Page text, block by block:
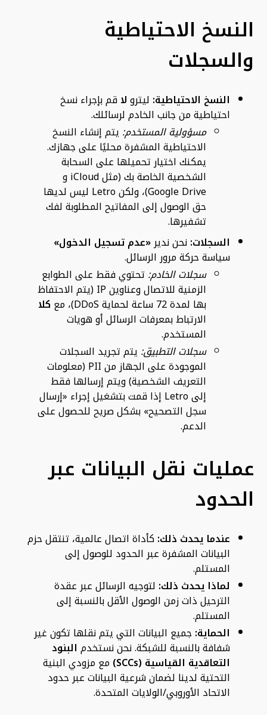
النسخ الاحتياطية
والسجلات
النسخ الاحتياطية: ليترولاقم بإجراء نسخ
احتياطية من جانب الخادم لرسائلك.
مسؤولية المستخدم: يتم إنشاء النسخ
الاحتياطية المشفرة محليًا على جهازك.
يمكنك اختيار تحميلها على السحابة
الشخصية الخاصة بك (مثل iCloud و
Google Drive)، ولكن Letro ليس لديها
حق الوصول إلى المفاتيح المطلوبة لفك
تشفيرها.
السجلات:نحن ندير«عدم تسجيل الدخول»
سياسة حركة مرور الرسائل.
سجلات الخادم: تحتوي فقط على الطوابع
الزمنية للاتصال وعناوين IP (يتم الاحتفاظ
بها لمدة 72 ساعة لحماية DDoS)، مع
كلا
الارتباط بمعرفات الرسائل أو هويات
المستخدم.
سجلات التطبيق: يتم تجريد السجلات
الموجودة على الجهاز من PII (معلومات
التعريف الشخصية) ويتم إرسالها فقط
إلى Letro إذا قمت بتشغيل إجراء «إرسال
سجل التصحيح» بشكل صريح للحصول على
الدعم.
عمليات نقل البيانات عبر
الحدود
عندما يحدث ذلك:كأداة اتصال عالمية، تنتقل حزم
البيانات المشفرة عبر الحدود للوصول إلى
المستلم.
لماذا يحدث ذلك: لتوجيه الرسائل عبر عقدة
الترحيل ذات زمن الوصول الأقل بالنسبة إلى
المستلم.
الحماية: جميع البيانات التي يتم نقلها تكون غير
شفافة بالنسبة للشبكة. نحن نستخدم البنود
التعاقدية القياسية (SCCs)
مع مزودي البنية
التحتية لدينا لضمان شرعية البيانات عبر حدود
الاتحاد الأوروبي/الولايات المتحدة.